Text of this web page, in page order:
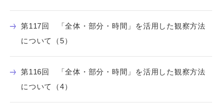
第117回 「全体・部分・時間」を活用した観察方法
について（5）
第116回 「全体・部分・時間」を活用した観察方法
について（4）